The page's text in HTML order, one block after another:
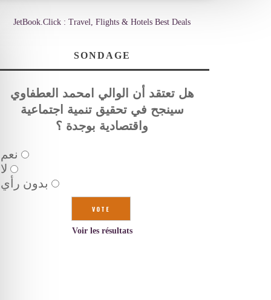
JetBook.Click : Travel, Flights & Hotels Best Deals
SONDAGE
هل تعتقد أن الوالي امحمد العطفاوي
سينجح في تحقيق تنمية اجتماعية
واقتصادية بوجدة ؟
نعم
لا
بدون رأي
Voir les résultats